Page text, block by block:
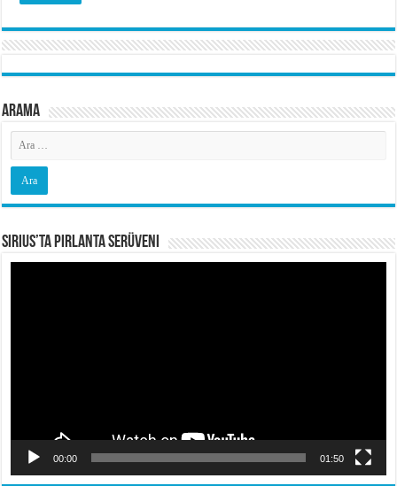
Arama
Sirius’ta Pırlanta Serüveni
00:00 01:50